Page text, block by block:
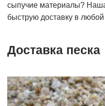
сыпучие материалы?
быструю доставку в
Доставка песка